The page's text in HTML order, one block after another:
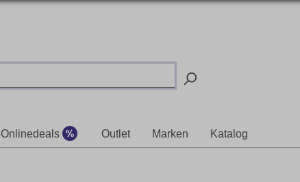
Onlinedeals Outlet Marken Katalog